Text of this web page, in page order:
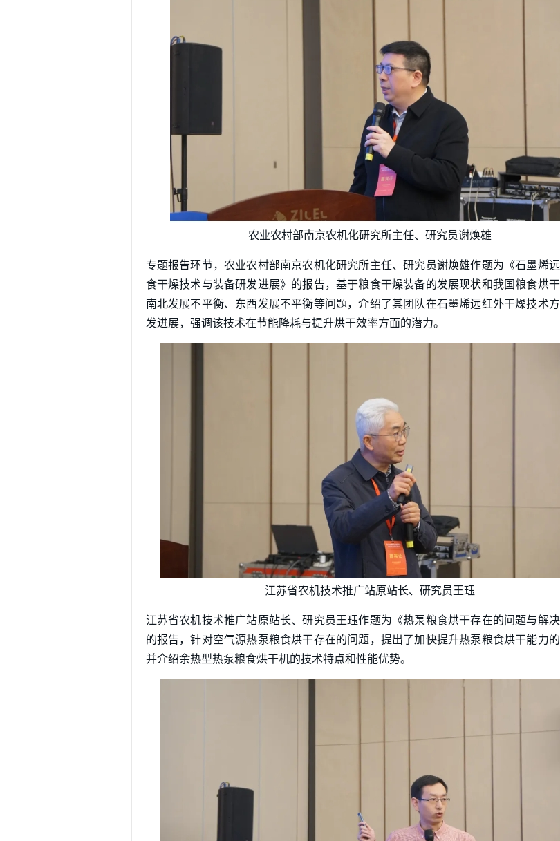
农业农村部南京农机化研究所主任、研究员谢焕雄
专题报告环节，农业农村部南京农机化研究所主任、研究员谢焕雄作题为《石墨烯
食干燥技术与装备研发进展》的报告，基于粮食干燥装备的发展现状和我国粮食烘
南北发展不平衡、东西发展不平衡等问题，介绍了其团队在石墨烯远红外干燥技术
发进展，强调该技术在节能降耗与提升烘干效率方面的潜力。
江苏省农机技术推广站原站长、研究员王珏
江苏省农机技术推广站原站长、研究员王珏作题为《热泵粮食烘干存在的问题与解决
的报告，针对空气源热泵粮食烘干存在的问题，提出了加快提升热泵粮食烘干能力的
并介绍余热型热泵粮食烘干机的技术特点和性能优势。